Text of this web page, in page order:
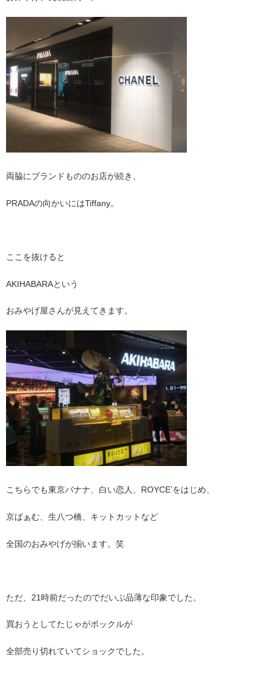
両脇にブランドもののお店が続き、
PRADAの向かいにはTiffany。
ここを抜けると
AKIHABARAという
おみやげ屋さんが見えてきます。
こちらでも東京バナナ、白い恋人、ROYCE’をはじめ、
京ばぁむ、生八つ橋、キットカットなど
全国のおみやげが揃います。笑
ただ、21時前だったのでだいぶ品薄な印象でした。
買おうとしてたじゃがポックルが
全部売り切れていてショックでした。